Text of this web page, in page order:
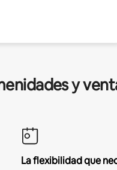
y
La flexibilidad que